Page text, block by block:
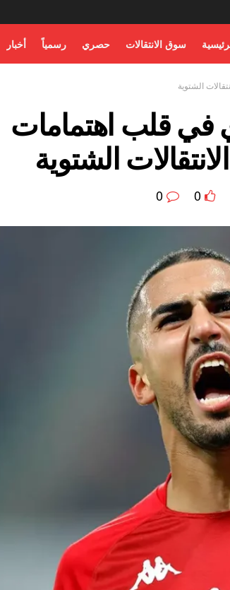
سوق الانتقالات حصري رسمياً أخبار
الشتوية
في قلب اهتمامات
الشتوية
0